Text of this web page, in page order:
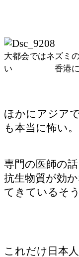
大都会ではネズミ
い 香港に
ほかにアジア
も本当に怖い。
専門の医師の話
抗生物質が効
てきているそ
これだけ日本